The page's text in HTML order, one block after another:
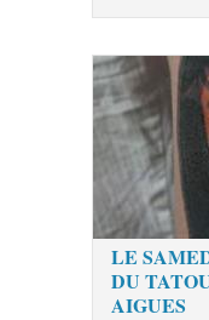
LE
DU
AIGUES